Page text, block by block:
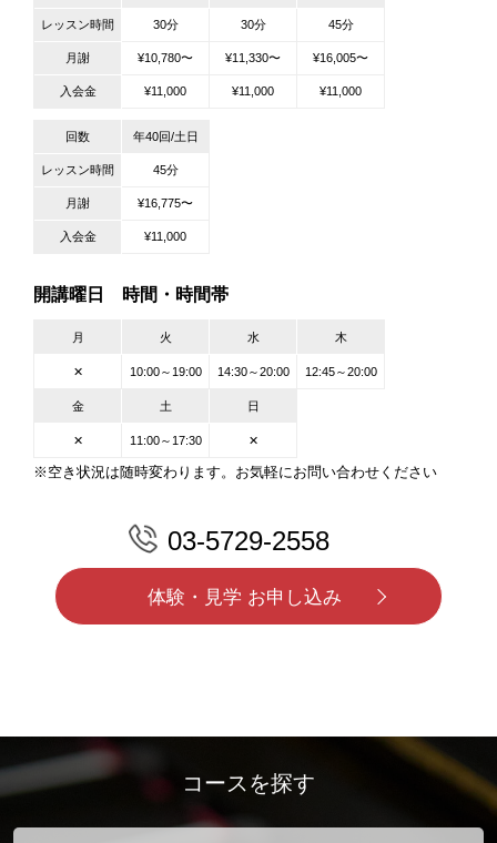
レッスン時間 30分 30分 45分
月謝 ¥10,780〜 ¥11,330〜 ¥16,005〜
入会金 ¥11,000 ¥11,000 ¥11,000
回数 年40回/土日
レッスン時間 45分
月謝 ¥16,775〜
入会金 ¥11,000
開講曜日 時間・時間帯
月 火 水 木
✕ 10:00～19:00 14:30～20:00 12:45～20:00
金 土 日
✕ 11:00～17:30 ✕
※空き状況は随時変わります。お気軽にお問い合わせください
03-5729-2558
体験・見学 お申し込み
コースを探す